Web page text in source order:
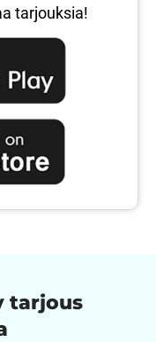
tarjouksia!
tarjous